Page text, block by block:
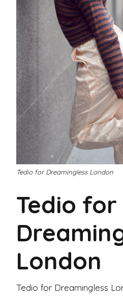
Tedio for Dreamingless London
Tedio for
London
Tedio for Dreamingless